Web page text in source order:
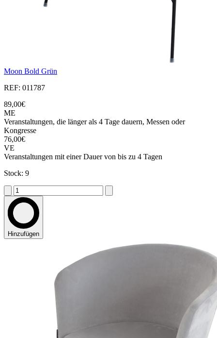
Moon Bold Grün
REF: 011787
89,00€
ME
Veranstaltungen, die länger als 4 Tage dauern, Messen oder
Kongresse
76,00€
VE
Veranstaltungen mit einer Dauer von bis zu 4 Tagen
Stock: 9
Hinzufügen